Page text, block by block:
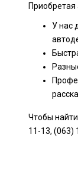
Приобретая
У нас
Чтобы
11-13, (063)